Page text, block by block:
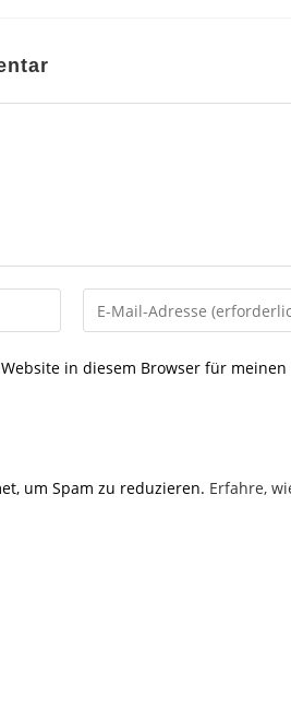
Gib
deine
ein
in diesem Browser für
um Spam zu reduzieren. Erfahre,